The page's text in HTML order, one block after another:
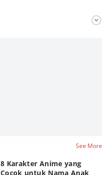
See More
8 Karakter Anime yang
Cocok untuk Nama Anak